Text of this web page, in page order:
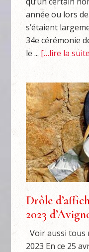
année ou lors
s’étaient
34e cérémonie
le ... […lire la
Drôle
2023
Voir aussi tous
2023 En ce 25